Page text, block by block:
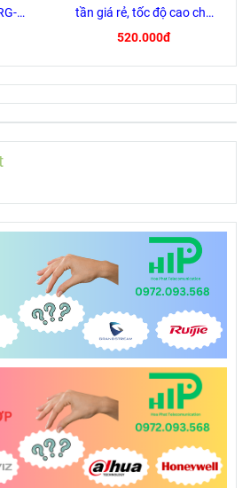
tần giá rẻ, tốc độ cao cho
Gia Đình, Cửa Hàng, Cafe
520.000đ